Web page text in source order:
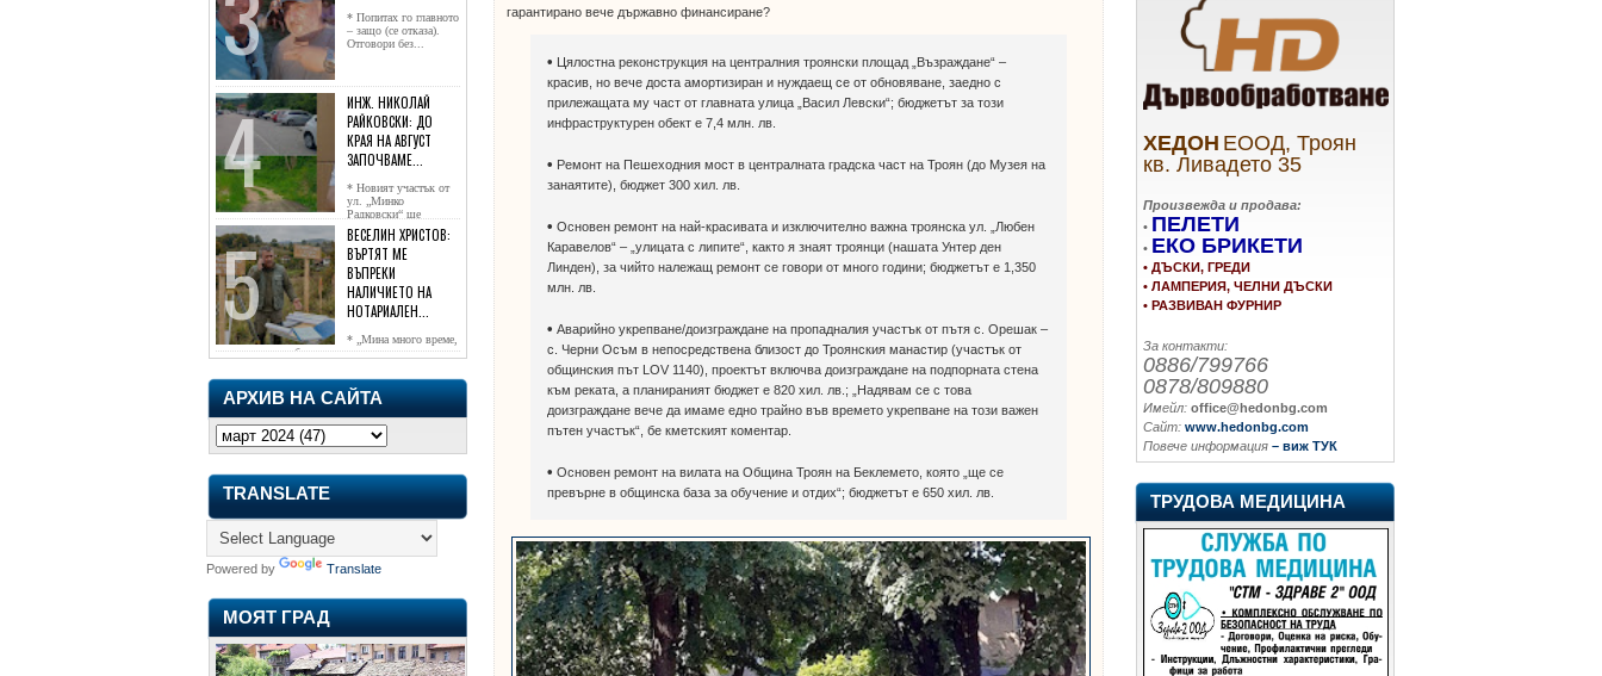
* Попитах го главното
– защо (се отказа).
Отговори без...
ИНЖ. НИКОЛАЙ
РАЙКОВСКИ: ДО
КРАЯ НА АВГУСТ
ЗАПОЧВАМЕ...
* Новият участък от
ул. „Минко
Радковски“ ще
достигне жк...
ВЕСЕЛИН ХРИСТОВ:
ВЪРТЯТ МЕ
ВЪПРЕКИ
НАЛИЧИЕТО НА
НОТАРИАЛЕН...
* „Мина много време,
чаках го да се обади, но нищо не...
АРХИВ НА САЙТА
TRANSLATE
Powered by Translate
МОЯТ ГРАД
гарантирано вече държавно финансиране?
• Цялостна реконструкция на централния троянски площад „Възраждане“ –
красив, но вече доста амортизиран и нуждаещ се от обновяване, заедно с
прилежащата му част от главната улица „Васил Левски“; бюджетът за този
инфраструктурен обект е 7,4 млн. лв.
• Ремонт на Пешеходния мост в централната градска част на Троян (до Музея на
занаятите), бюджет 300 хил. лв.
• Основен ремонт на най-красивата и изключително важна троянска ул. „Любен
Каравелов“ – „улицата с липите“, както я знаят троянци (нашата Унтер ден
Линден), за чийто належащ ремонт се говори от много години; бюджетът е 1,350
млн. лв.
• Аварийно укрепване/доизграждане на пропадналия участък от пътя с. Орешак –
с. Черни Осъм в непосредствена близост до Троянския манастир (участък от
общинския път LOV 1140), проектът включва доизграждане на подпорната стена
към реката, а планираният бюджет е 820 хил. лв.; „Надявам се с това
доизграждане вече да имаме едно трайно във времето укрепване на този важен
пътен участък“, бе кметският коментар.
• Основен ремонт на вилата на Община Троян на Беклемето, която „ще се
превърне в общинска база за обучение и отдих“; бюджетът е 650 хил. лв.
ХЕДОН ЕООД, Троян
кв. Ливадето 35
Произвежда и продава:
• ПЕЛЕТИ
• ЕКО БРИКЕТИ
• ДЪСКИ, ГРЕДИ
• ЛАМПЕРИЯ, ЧЕЛНИ ДЪСКИ
• РАЗВИВАН ФУРНИР
За контакти:
0886/799766
0878/809880
Имейл: office@hedonbg.com
Сайт: www.hedonbg.com
Повече информация – виж ТУК
ТРУДОВА МЕДИЦИНА